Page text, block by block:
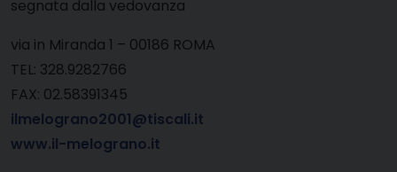
segnata dalla vedovanza
via in Miranda 1 – 00186 ROMA
TEL: 328.9282766
FAX: 02.58391345
ilmelograno2001@tiscali.it
www.il-melograno.it